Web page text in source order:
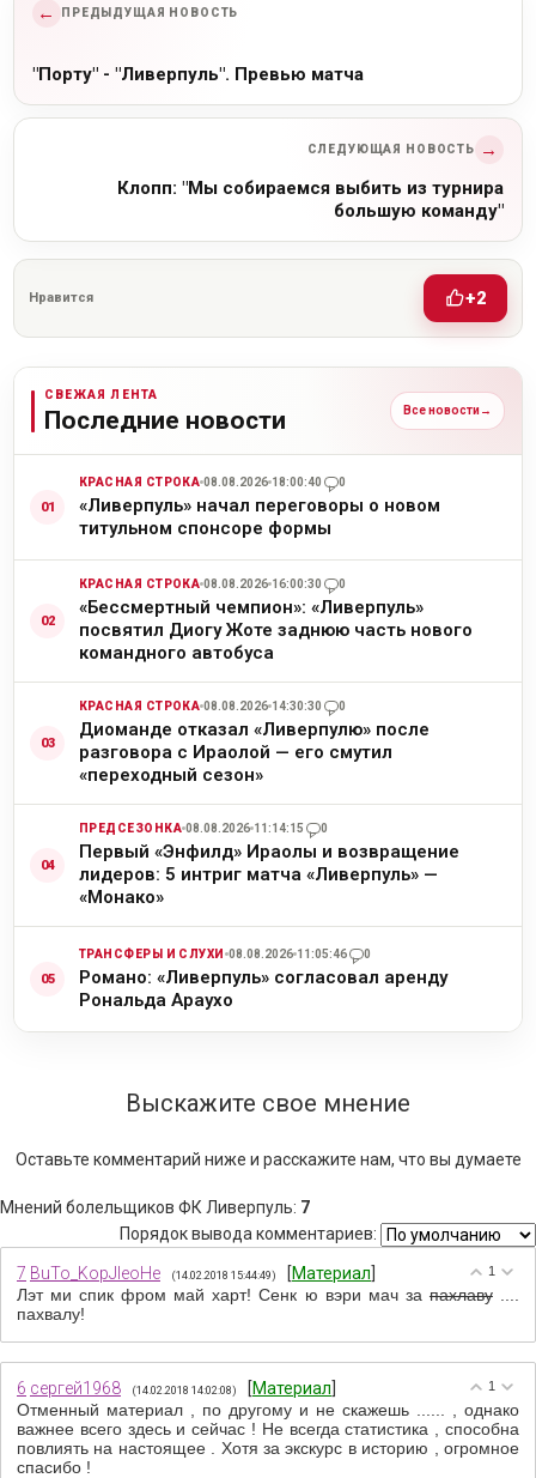
← ПРЕДЫДУЩАЯ НОВОСТЬ
"Порту" - "Ливерпуль". Превью матча
СЛЕДУЮЩАЯ НОВОСТЬ
→
Клопп: "Мы собираемся выбить из турнира
большую команду"
Нравится +2
СВЕЖАЯ ЛЕНТА
Последние новости Все новости→
КРАСНАЯ СТРОКА 08.08.2026 18:00:40 0
«Ливерпуль» начал переговоры о новом
титульном спонсоре формы
КРАСНАЯ СТРОКА 08.08.2026 16:00:30 0
«Бессмертный чемпион»: «Ливерпуль»
посвятил Диогу Жоте заднюю часть нового
командного автобуса
КРАСНАЯ СТРОКА 08.08.2026 14:30:30 0
Диоманде отказал «Ливерпулю» после
разговора с Ираолой — его смутил
«переходный сезон»
ПРЕДСЕЗОНКА 08.08.2026 11:14:15 0
Первый «Энфилд» Ираолы и возвращение
лидеров: 5 интриг матча «Ливерпуль» —
«Монако»
ТРАНСФЕРЫ И СЛУХИ 08.08.2026 11:05:46 0
Романо: «Ливерпуль» согласовал аренду
Рональда Араухо
Выскажите свое мнение
Оставьте комментарий ниже и расскажите нам, что вы думаете
Мнений болельщиков ФК Ливерпуль: 7
Порядок вывода комментариев:
1
7 BuTo_KopJIeoHe (14.02.2018 15:44:49) [Материал
Лэт ми спик фром май харт! Сенк ю вэри мач за пахлаву....
пахвалу!
1
6 сергей1968 (14.02.2018 14:02:08) [Материал
Отменный материал , по другому и не скажешь ...... , однако
важнее всего здесь и сейчас ! Не всегда статистика , способна
повлиять на настоящее . Хотя за экскурс в историю , огромное
спасибо !